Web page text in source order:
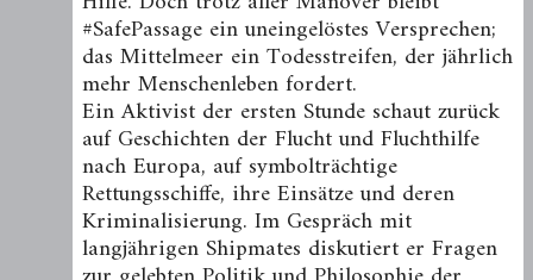
#SafePassage ein uneingelöstes Versprechen;
das Mittelmeer ein Todesstreifen, der jährlich
mehr Menschenleben fordert.
Ein Aktivist der ersten Stunde schaut zurück
auf Geschichten der Flucht und Fluchthilfe
nach Europa, auf symbolträchtige
Rettungsschiffe, ihre Einsätze und deren
Kriminalisierung. Im Gespräch mit
langjährigen Shipmates diskutiert er Fragen